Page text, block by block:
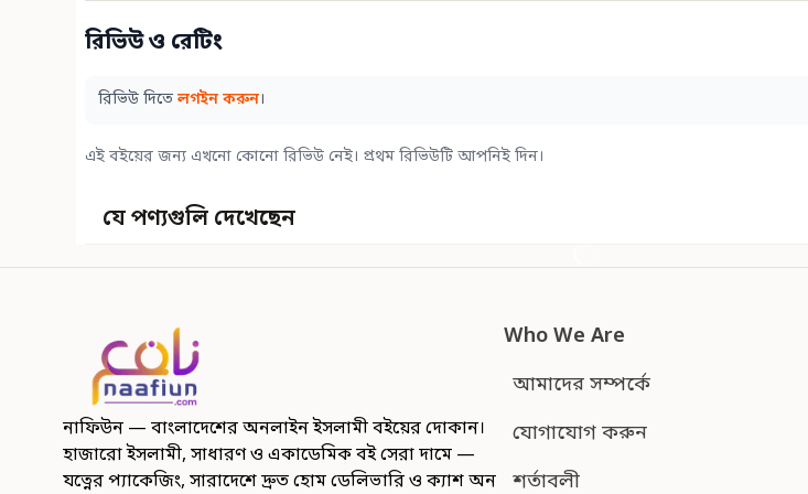
রিভিউ ও রেটিং
রিভিউ দিতে লগইন করুন।
এই বইয়ের জন্য এখনো কোনো রিভিউ নেই। প্রথম রিভিউটি আপনিই দিন।
যে পণ্যগুলি দেখেছেন
নাফিউন — বাংলাদেশের অনলাইন ইসলামী বইয়ের দোকান।
হাজারো ইসলামী, সাধারণ ও একাডেমিক বই সেরা দামে —
যত্নের প্যাকেজিং, সারাদেশে দ্রুত হোম ডেলিভারি ও ক্যাশ অন
Who We Are
আমাদের সম্পর্কে
যোগাযোগ করুন
শর্তাবলী